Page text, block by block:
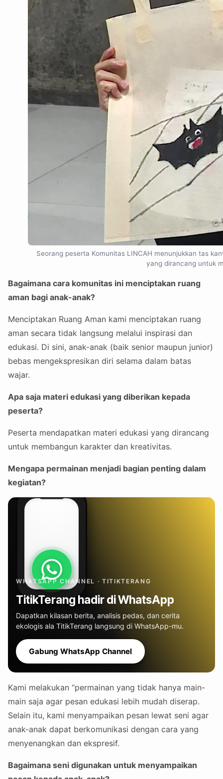
Seorang peserta Komunitas LINCAH menunjukkan tas
yang dirancang untuk
Bagaimana cara komunitas ini menciptakan ruang
aman bagi anak-anak?
Menciptakan Ruang Aman kami menciptakan ruang
aman secara tidak langsung melalui inspirasi dan
edukasi. Di sini, anak-anak (baik senior maupun junior)
bebas mengekspresikan diri selama dalam batas
wajar.
Apa saja materi edukasi yang diberikan kepada
peserta?
Peserta mendapatkan materi edukasi yang dirancang
untuk membangun karakter dan kreativitas.
Mengapa permainan menjadi bagian penting dalam
kegiatan?
WHATSAPP CHANNEL · TITIKTERANG
TitikTerang hadir di WhatsApp
Dapatkan kilasan berita, analisis pedas, dan cerita
ekologis ala TitikTerang langsung di WhatsApp-mu.
Gabung WhatsApp Channel
Kami melakukan “permainan yang tidak hanya main-
main saja agar pesan edukasi lebih mudah diserap.
Selain itu, kami menyampaikan pesan lewat seni agar
anak-anak dapat berkomunikasi dengan cara yang
menyenangkan dan ekspresif.
Bagaimana seni digunakan untuk menyampaikan